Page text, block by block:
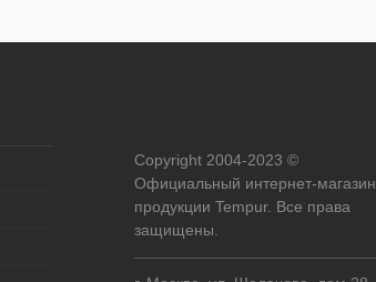
80
Copyright 2004-2023 ©
Официальный интернет-магазин
продукции Tempur. Все права
защищены.